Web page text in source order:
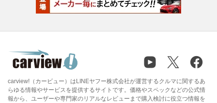
carview!（カービュー）はLINEヤフー株式会社が運営するクルマに関するあ
らゆる情報やサービスを提供するサイトです。価格やスペックなどの公式情
報から、ユーザーや専門家のリアルなレビューまで購入検討に役立つ情報を